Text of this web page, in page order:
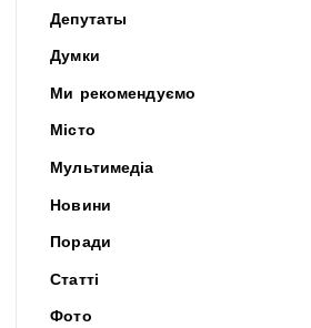
Депутаты
Думки
Ми рекомендуємо
Місто
Мультимедіа
Новини
Поради
Статті
Фото